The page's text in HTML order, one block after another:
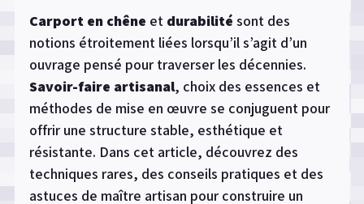
Carport en chêne et durabilité sont des
notions étroitement liées lorsqu’il s’agit d’un
ouvrage pensé pour traverser les décennies.
Savoir-faire artisanal, choix des essences et
méthodes de mise en œuvre se conjuguent pour
offrir une structure stable, esthétique et
résistante. Dans cet article, découvrez des
techniques rares, des conseils pratiques et des
astuces de maître artisan pour construire un